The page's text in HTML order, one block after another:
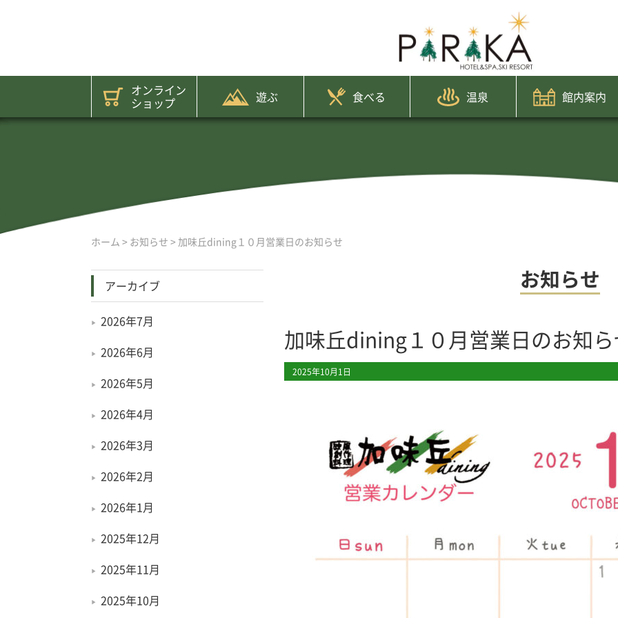
オンライン
ショップ 遊ぶ 食べる 温泉 館内案内
ホーム > お知らせ > 加味丘dining１０月営業日のお知らせ
お知らせ
加味丘dining１０月営業日のお知
2025年10月1日
アーカイブ
2026年7月
2026年6月
2026年5月
2026年4月
2026年3月
2026年2月
2026年1月
2025年12月
2025年11月
2025年10月